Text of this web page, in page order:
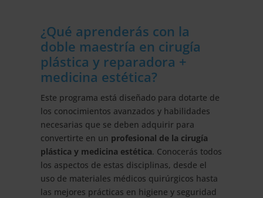
cantidad
¿Qué aprenderás con la
doble maestría en cirugía
plástica y reparadora +
medicina estética?
Este programa está diseñado para dotarte de
los conocimientos avanzados y habilidades
necesarias que se deben adquirir para
convertirte en un profesional de la cirugía
plástica y medicina estética. Conocerás todos
los aspectos de estas disciplinas, desde el
uso de materiales médicos quirúrgicos hasta
las mejores prácticas en higiene y seguridad